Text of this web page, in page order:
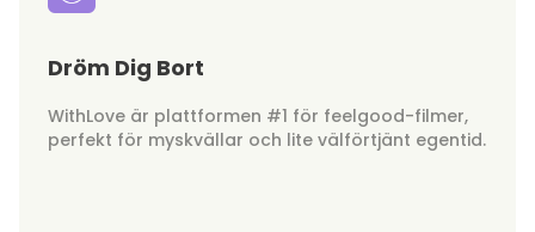
Dröm Dig Bort
WithLove är plattformen #1 för feelgood-filmer,
perfekt för myskvällar och lite välförtjänt egentid.